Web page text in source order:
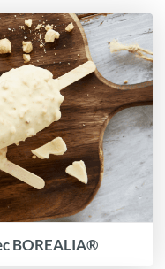
BOREALIA®